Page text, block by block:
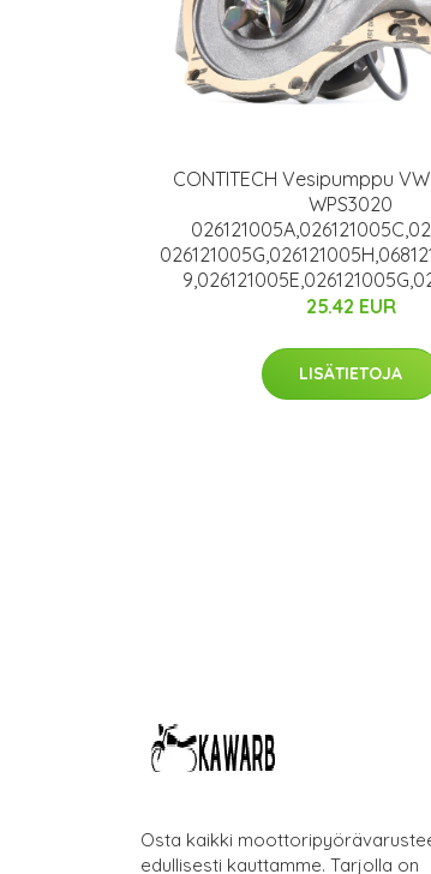
CONTITECH Vesipumppu
WPS3020
25.42 EUR
LISÄTIETOJA
Osta kaikki
edullisesti kauttamme. Tarjolla on